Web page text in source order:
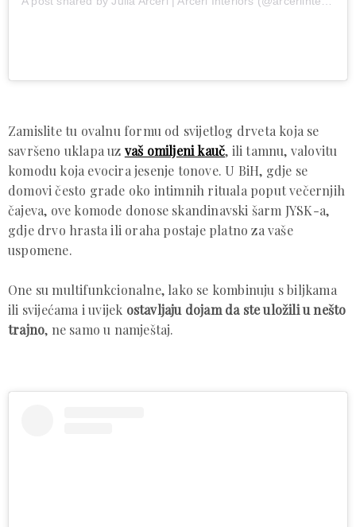
Zamislite tu ovalnu formu od svijetlog drveta koja se
savršeno uklapa uz vaš omiljeni kauč, ili tamnu, valovitu
komodu koja evocira jesenje tonove. U BiH, gdje se
domovi često grade oko intimnih rituala poput večernjih
čajeva, ove komode donose skandinavski šarm JYSK-a,
gdje drvo hrasta ili oraha postaje platno za vaše
uspomene.
One su multifunkcionalne, lako se kombinuju s biljkama
ili svijećama i uvijek ostavljaju dojam da ste uložili u nešto
trajno, ne samo u namještaj.